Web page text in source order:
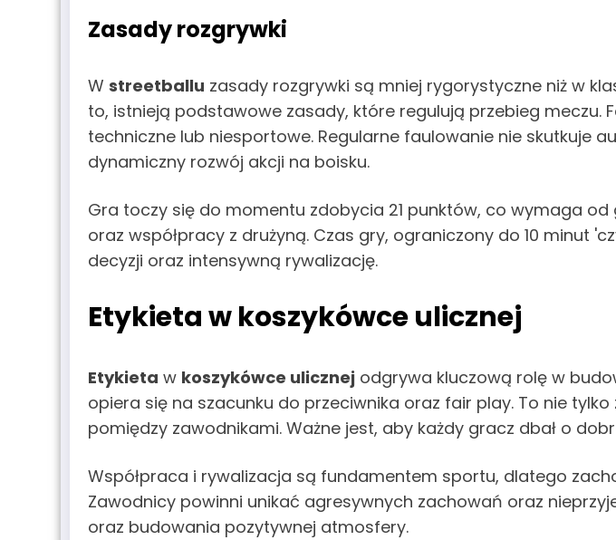
Zasady rozgrywki
W streetballu zasady rozgrywki są mniej rygorystyczne niż w
to, istnieją podstawowe zasady, które regulują przebieg meczu.
techniczne lub niesportowe. Regularne faulowanie nie skutkuje
dynamiczny rozwój akcji na boisku.
Gra toczy się do momentu zdobycia 21 punktów, co wymaga
oraz współpracy z drużyną. Czas gry, ograniczony do 10 minut
decyzji oraz intensywną rywalizację.
Etykieta w koszykówce ulicznej
Etykieta w koszykówce ulicznej odgrywa kluczową rolę w
opiera się na szacunku do przeciwnika oraz fair play. To nie
pomiędzy zawodnikami. Ważne jest, aby każdy gracz dbał o
Współpraca i rywalizacja są fundamentem sportu, dlatego
Zawodnicy powinni unikać agresywnych zachowań oraz
oraz budowania pozytywnej atmosfery.